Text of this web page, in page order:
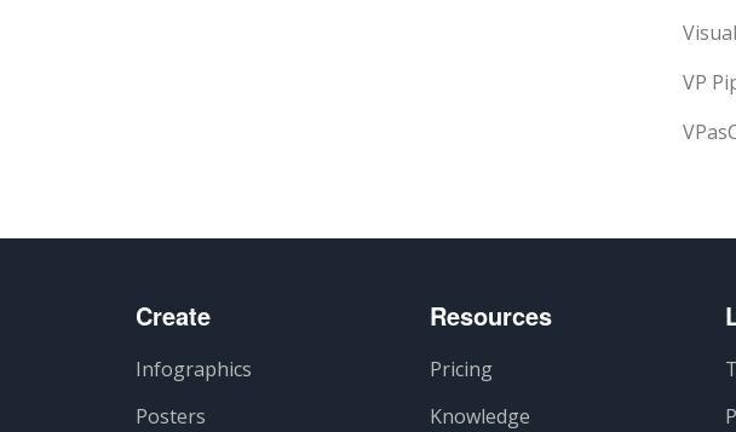
VP
Create
Infographics
Posters
Resources
Pricing
Knowledge